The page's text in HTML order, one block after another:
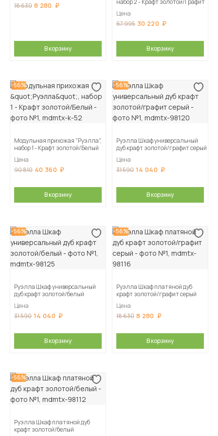
18 630 8 280
В корзину
набор 2 - Крафт золотой/Графит
Цена
67 995 30 220
В корзину
-56%
Модульная прихожая "Руэлла",
набор 1 - Крафт золотой/Белый
Цена
90 810 40 360
В корзину
-56%
Руэлла Шкаф универсальный
дуб крафт золотой/графит серый
Цена
31 590 14 040
В корзину
-56%
Руэлла Шкаф универсальный
дуб крафт золотой/белый
Цена
31 590 14 040
В корзину
-56%
Руэлла Шкаф платяной дуб
крафт золотой/графит серый
Цена
18 630 8 280
В корзину
-56%
Руэлла Шкаф платяной дуб
крафт золотой/белый